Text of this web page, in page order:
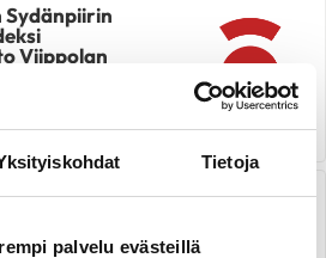
Tietoja
palvelu evästeillä
Viippolan
kurssit